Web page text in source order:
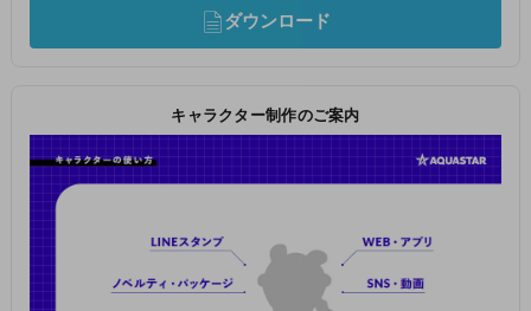
ダウンロード
キャラクター制作のご案内